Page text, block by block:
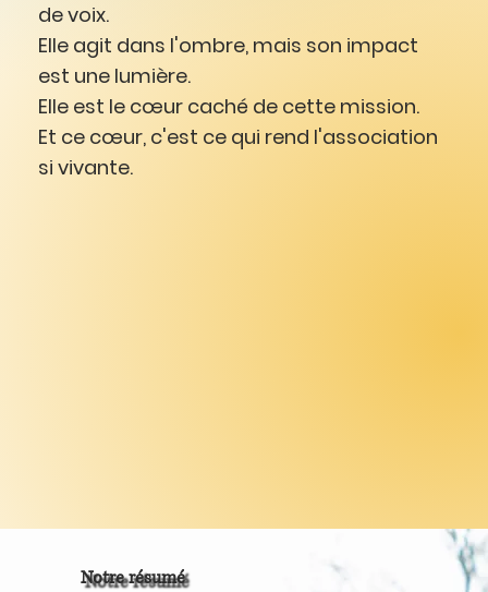
Notre résumé
de voix.
Elle agit dans l'ombre, mais son impact
est une lumière.
Elle est le cœur caché de cette mission.
Et ce cœur, c'est ce qui rend l'association
si vivante.